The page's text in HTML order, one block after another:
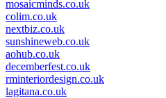
mosaicminds.co.uk
colim.co.uk
nextbiz.co.uk
sunshineweb.co.uk
aohub.co.uk
decemberfest.co.uk
rminteriordesign.co.uk
lagitana.co.uk